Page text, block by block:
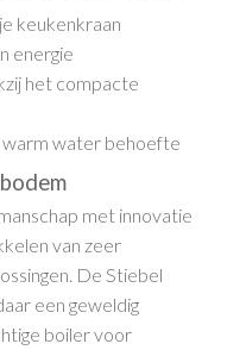
keukenkraan
energie
het compacte
water behoefte
met innovatie
van zeer
De Stiebel
een geweldig
boiler voor